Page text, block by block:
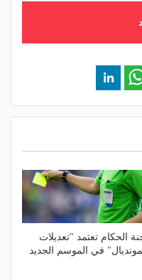
الحكام تعتمد "تعديلات
في الموسم الجديد